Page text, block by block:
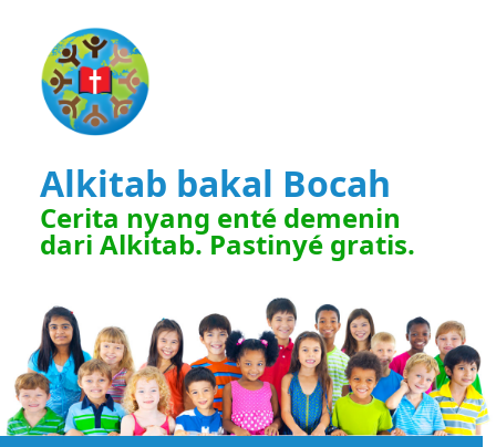
Alkitab bakal Bocah
Cerita nyang enté demenin
dari Alkitab. Pastinyé gratis.